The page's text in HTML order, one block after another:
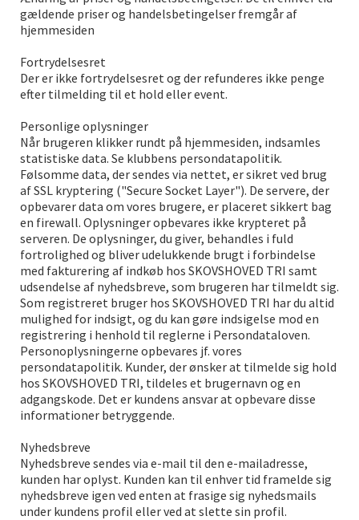
gældende priser og handelsbetingelser fremgår af
hjemmesiden
Fortrydelsesret
Der er ikke fortrydelsesret og der refunderes ikke penge
efter tilmelding til et hold eller event.
Personlige oplysninger
Når brugeren klikker rundt på hjemmesiden, indsamles
statistiske data. Se klubbens persondatapolitik.
Følsomme data, der sendes via nettet, er sikret ved brug
af SSL kryptering ("Secure Socket Layer"). De servere, der
opbevarer data om vores brugere, er placeret sikkert bag
en firewall. Oplysninger opbevares ikke krypteret på
serveren. De oplysninger, du giver, behandles i fuld
fortrolighed og bliver udelukkende brugt i forbindelse
med fakturering af indkøb hos SKOVSHOVED TRI samt
udsendelse af nyhedsbreve, som brugeren har tilmeldt sig.
Som registreret bruger hos SKOVSHOVED TRI har du altid
mulighed for indsigt, og du kan gøre indsigelse mod en
registrering i henhold til reglerne i Persondataloven.
Personoplysningerne opbevares jf. vores
persondatapolitik. Kunder, der ønsker at tilmelde sig hold
hos SKOVSHOVED TRI, tildeles et brugernavn og en
adgangskode. Det er kundens ansvar at opbevare disse
informationer betryggende.
Nyhedsbreve
Nyhedsbreve sendes via e-mail til den e-mailadresse,
kunden har oplyst. Kunden kan til enhver tid framelde sig
nyhedsbreve igen ved enten at frasige sig nyhedsmails
under kundens profil eller ved at slette sin profil.